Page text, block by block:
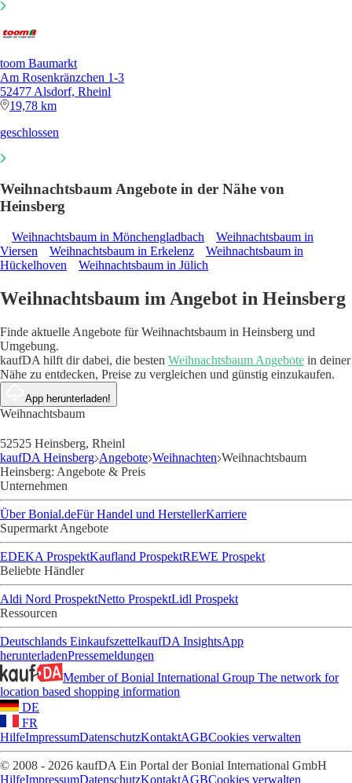
toom Baumarkt
Am Rosenkränzchen 1-3
52477 Alsdorf, Rheinl
19,78 km
geschlossen
Weihnachtsbaum Angebote in der Nähe von
Heinsberg
Weihnachtsbaum in Mönchengladbach
Weihnachtsbaum in
Viersen
Weihnachtsbaum in Erkelenz
Weihnachtsbaum in
Hückelhoven
Weihnachtsbaum in Jülich
Weihnachtsbaum im Angebot in Heinsberg
Finde aktuelle Angebote für Weihnachtsbaum in Heinsberg und
Umgebung.
kaufDA hilft dir dabei, die besten Weihnachtsbaum Angebote in deiner
Nähe zu entdecken, Preise zu vergleichen und günstig einzukaufen.
App herunterladen!
Weihnachtsbaum
52525 Heinsberg, Rheinl
kaufDA Heinsberg Angebote Weihnachten Weihnachtsbaum
Heinsberg: Angebote & Preis
Unternehmen
Über Bonial.deFür Handel und HerstellerKarriere
Supermarkt Angebote
EDEKA ProspektKaufland ProspektREWE Prospekt
Beliebte Händler
Aldi Nord ProspektNetto ProspektLidl Prospekt
Ressourcen
Deutschlands EinkaufszettelkaufDA InsightsApp
herunterladenPressemeldungen
Member of Bonial International Group The network for
location based shopping information
DE
FR
HilfeImpressumDatenschutzKontaktAGBCookies verwalten
© 2008 - 2026 kaufDA Ein Portal der Bonial International GmbH
HilfeImpressumDatenschutzKontaktAGBCookies verwalten